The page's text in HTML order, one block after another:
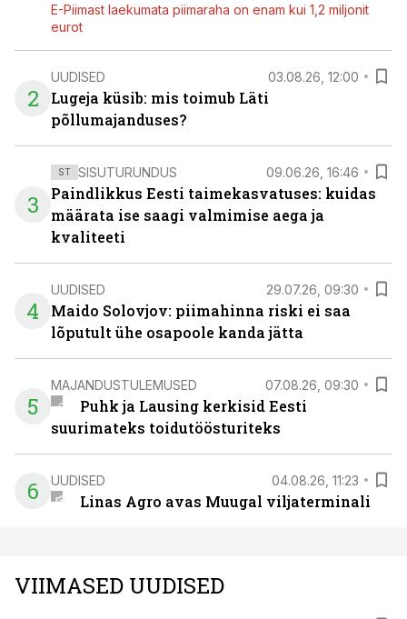
E-Piimast laekumata piimaraha on enam kui 1,2 miljonit
eurot
2
UUDISED 03.08.26, 12:00
Lugeja küsib: mis toimub Läti
põllumajanduses?
3
ST SISUTURUNDUS 09.06.26, 16:46
Paindlikkus Eesti taimekasvatuses: kuidas
määrata ise saagi valmimise aega ja
kvaliteeti
4
UUDISED 29.07.26, 09:30
Maido Solovjov: piimahinna riski ei saa
lõputult ühe osapoole kanda jätta
5
MAJANDUSTULEMUSED 07.08.26, 09:30
Puhk ja Lausing kerkisid Eesti
suurimateks toidutöösturiteks
6 UUDISED 04.08.26, 11:23
Linas Agro avas Muugal viljaterminali
VIIMASED UUDISED